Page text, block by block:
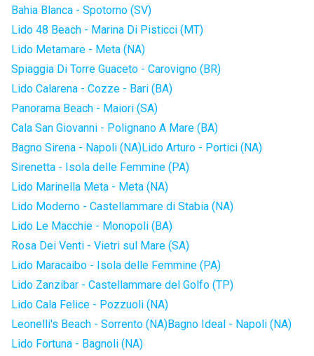
Bahia Blanca - Spotorno (SV)
Lido 48 Beach - Marina Di Pisticci (MT)
Lido Metamare - Meta (NA)
Spiaggia Di Torre Guaceto - Carovigno (BR)
Lido Calarena - Cozze - Bari (BA)
Panorama Beach - Maiori (SA)
Cala San Giovanni - Polignano A Mare (BA)
Bagno Sirena - Napoli (NA)Lido Arturo - Portici (NA)
Sirenetta - Isola delle Femmine (PA)
Lido Marinella Meta - Meta (NA)
Lido Moderno - Castellammare di Stabia (NA)
Lido Le Macchie - Monopoli (BA)
Rosa Dei Venti - Vietri sul Mare (SA)
Lido Maracaibo - Isola delle Femmine (PA)
Lido Zanzibar - Castellammare del Golfo (TP)
Lido Cala Felice - Pozzuoli (NA)
Leonelli's Beach - Sorrento (NA)Bagno Ideal - Napoli (NA)
Lido Fortuna - Bagnoli (NA)